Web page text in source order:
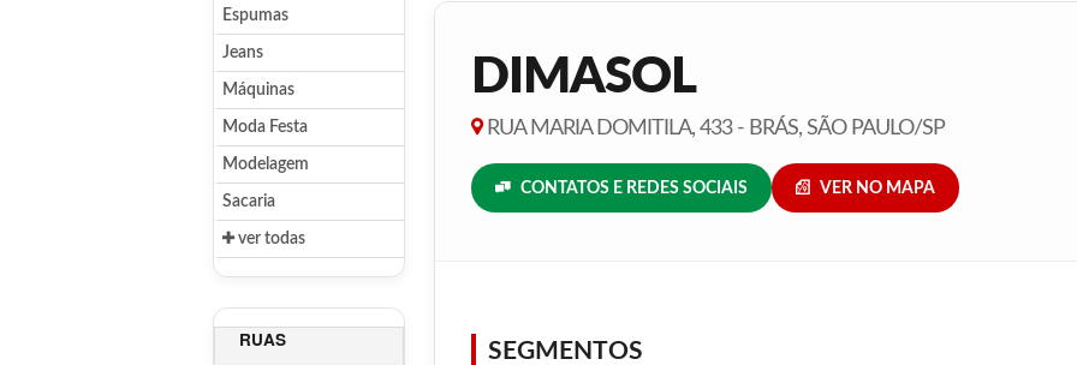
Espumas
Jeans
Máquinas
Moda Festa
Modelagem
Sacaria
ver todas
RUAS
DIMASOL
RUA MARIA DOMITILA, 433 - BRÁS, SÃO PAULO/SP
CONTATOS E REDES SOCIAIS VER NO MAPA
SEGMENTOS